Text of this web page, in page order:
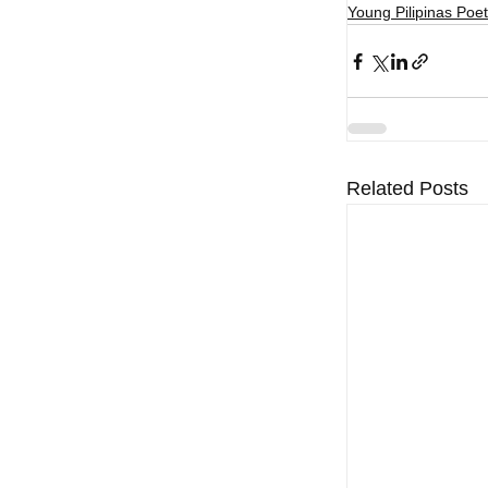
Young Pilipinas
Related Posts